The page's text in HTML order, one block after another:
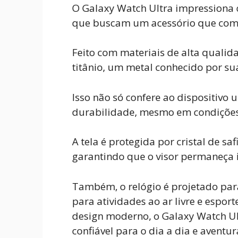
O Galaxy Watch Ultra
que buscam um acessório que
Feito com materiais de alta
titânio, um metal conhecido por
Isso não só confere ao dispositivo
durabilidade, mesmo em
A tela é protegida por cristal de
garantindo que o visor
Também, o relógio é projetado
para atividades ao ar livre e
design moderno, o Galaxy Watch
confiável para o dia a dia e